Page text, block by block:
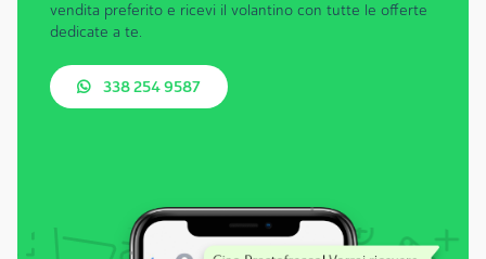
vendita preferito e ricevi il volantino con tutte le offerte
dedicate a te.
338 254 9587